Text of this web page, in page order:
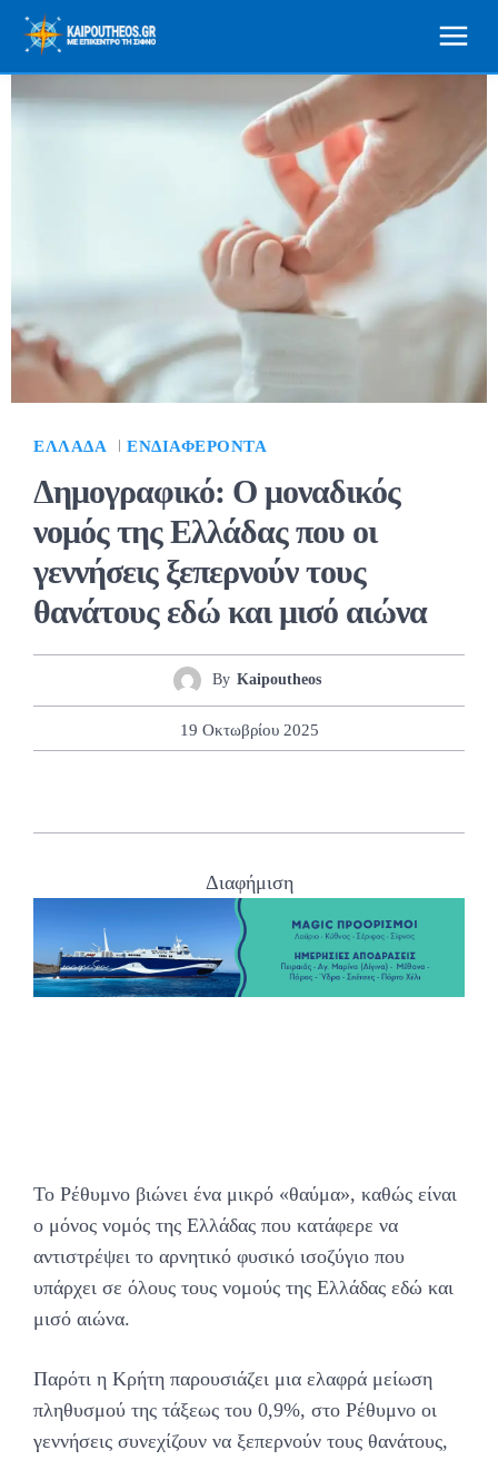
ΕΛΛΆΔΑ ΕΝΔΙΑΦΈΡΟΝΤΑ
Δημογραφικό: Ο μοναδικός
νομός της Ελλάδας που οι
γεννήσεις ξεπερνούν τους
θανάτους εδώ και μισό αιώνα
By Kaipoutheos
19 Οκτωβρίου 2025
Διαφήμιση
Το Ρέθυμνο βιώνει ένα μικρό «θαύμα», καθώς είναι
ο μόνος νομός της Ελλάδας που κατάφερε να
αντιστρέψει το αρνητικό φυσικό ισοζύγιο που
υπάρχει σε όλους τους νομούς της Ελλάδας εδώ και
μισό αιώνα.
Παρότι η Κρήτη παρουσιάζει μια ελαφρά μείωση
πληθυσμού της τάξεως του 0,9%, στο Ρέθυμνο οι
γεννήσεις συνεχίζουν να ξεπερνούν τους θανάτους,